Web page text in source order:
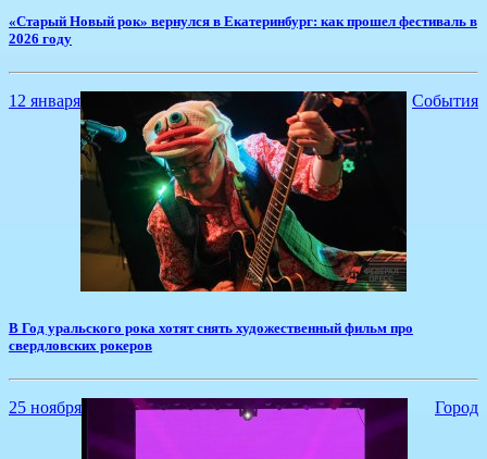
«Старый Новый рок» вернулся в Екатеринбург: как прошел фестиваль в
2026 году
12 января События
​В Год уральского рока хотят снять художественный фильм про
свердловских рокеров
25 ноября Город